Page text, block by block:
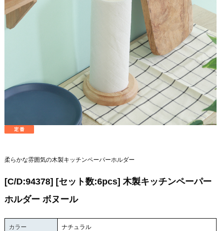
柔らかな雰囲気の木製キッチンペーパーホルダー
[C/D:94378] [セット数:6pcs] 木製キッチンペーパー
ホルダー ボヌール
カラー ナチュラル